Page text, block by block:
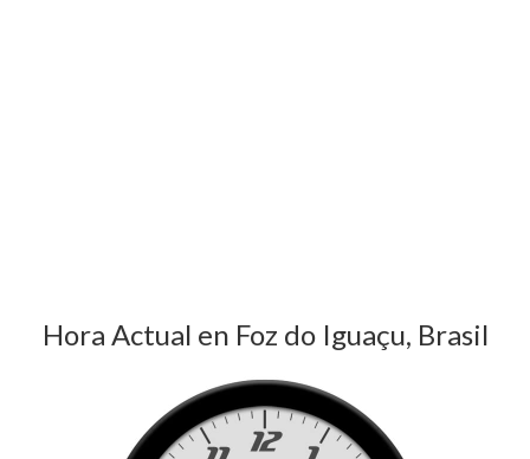
Hora Actual en Foz do Iguaçu, Brasil